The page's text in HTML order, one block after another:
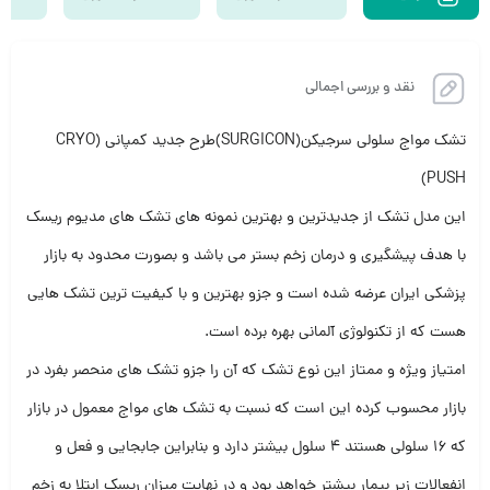
نقد و بررسی اجمالی
تشک مواج سلولی سرجیکن(SURGICON)طرح جدید کمپانی (CRYO
PUSH)
این مدل تشک از جدیدترین و بهترین نمونه های تشک های مدیوم ریسک
با هدف پیشگیری و درمان زخم بستر می باشد و بصورت محدود به بازار
پزشکی ایران عرضه شده است و جزو بهترین و با کیفیت ترین تشک هایی
هست که از تکنولوژی آلمانی بهره برده است.
امتیاز ویژه و ممتاز این نوع تشک که آن را جزو تشک های منحصر بفرد در
بازار محسوب کرده این است که نسبت به تشک های مواج معمول در بازار
که ۱۶ سلولی هستند ۴ سلول بیشتر دارد و بنابراین جابجایی و فعل و